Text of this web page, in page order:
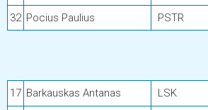
32 Pocius Paulius PSTR
17 Barkauskas Antanas LSK